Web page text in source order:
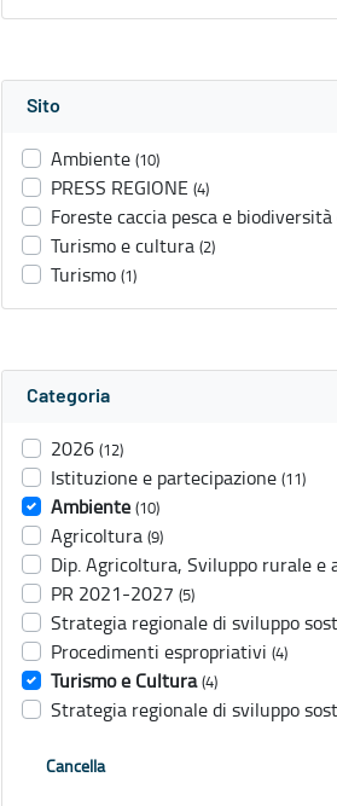
Sito
Ambiente (10)
PRESS REGIONE (4)
Foreste caccia pesca e biodiversità
Turismo e cultura (2)
Turismo (1)
Categoria
2026 (12)
Istituzione e partecipazione (11)
Ambiente (10)
Agricoltura (9)
Dip. Agricoltura, Sviluppo rurale e
PR 2021-2027 (5)
Strategia regionale di sviluppo
Procedimenti espropriativi (4)
Turismo e Cultura (4)
Strategia regionale di sviluppo
Cancella